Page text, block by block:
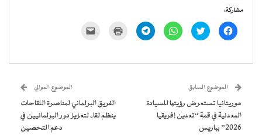
مشاركة:
انقر
للمشاركة
في
اضغط
للمشاركة
في
انقر
للمشاركة
في
انقر
للمشاركة
في
للطباعة
جديدة) الإلكتروني
نافذة
جديدة)
الموضوع السابق
موريتانيا تستعرض رؤيتها للسيادة
المعدنية في قمة “تعدين إفريقيا
2026” بباريس
الموضوع الموالي
الفريق البرلماني لمناصرة اللقاحات
ينظم لقاء لتعزيز دور البرلمانيين في
دعم التحصين